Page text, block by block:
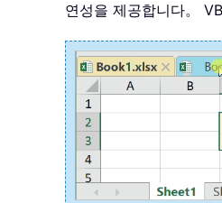
연성을 제공합니다。